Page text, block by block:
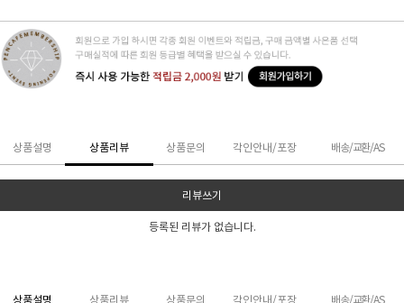
상품설명 상품리뷰 상품문의 각인안내/포장 배송/교환/AS
리뷰쓰기
등록된 리뷰가 없습니다.